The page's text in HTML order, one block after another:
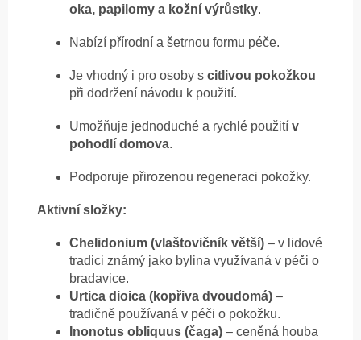
oka, papilomy a kožní výrůstky.
Nabízí přírodní a šetrnou formu péče.
Je vhodný i pro osoby s citlivou pokožkou
při dodržení návodu k použití.
Umožňuje jednoduché a rychlé použití v
pohodlí domova.
Podporuje přirozenou regeneraci pokožky.
Aktivní složky:
Chelidonium (vlaštovičník větší) – v lidové
tradici známý jako bylina využívaná v péči o
bradavice.
Urtica dioica (kopřiva dvoudomá) –
tradičně používaná v péči o pokožku.
Inonotus obliquus (čaga) – ceněná houba